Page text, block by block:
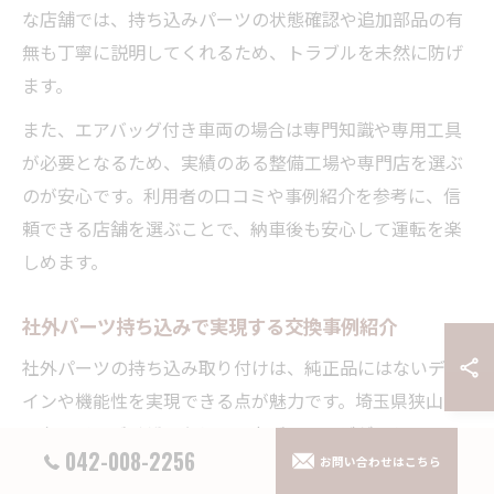
な店舗では、持ち込みパーツの状態確認や追加部品の有
無も丁寧に説明してくれるため、トラブルを未然に防げ
ます。
また、エアバッグ付き車両の場合は専門知識や専用工具
が必要となるため、実績のある整備工場や専門店を選ぶ
のが安心です。利用者の口コミや事例紹介を参考に、信
頼できる店舗を選ぶことで、納車後も安心して運転を楽
しめます。
社外パーツ持ち込みで実現する交換事例紹介
社外パーツの持ち込み取り付けは、純正品にはないデザ
インや機能性を実現できる点が魅力です。埼玉県狭山市
でも、ドアバイザーやシートカバー、ナビゲーション、
ドライブレコーダーなど幅広いパーツの持ち込み交換事
042-008-2256 お問い合わせはこちら